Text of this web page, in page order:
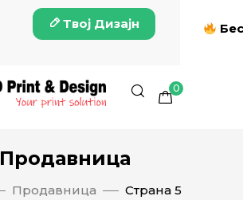
Твој Дизајн
0
Продавница
Продавница Страна 5